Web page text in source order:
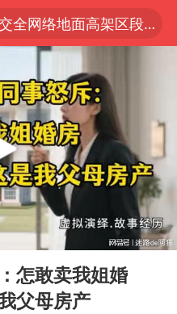
上海轨交全网络地面高架区段限速运行
跨界融合拉长夏日经济消费链条
王艺迪2-4不敌张本美和止步4强
“白海豚”来了！第一批飞机已绑好
次眼壁置换
缘横滨赛决赛
地铁高架段临时停运
学教师减少13.19万
27:52
怎敢卖我姐婚
父母房产